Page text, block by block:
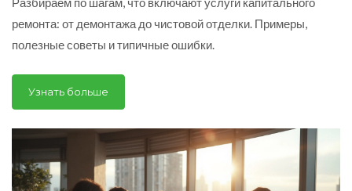
этапов и работ
ремонта: от демонтажа до чистовой отделки. Примеры,
полезные советы и типичные ошибки.
Узнать больше